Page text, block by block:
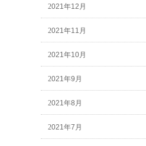
2021年12月
2021年11月
2021年10月
2021年9月
2021年8月
2021年7月